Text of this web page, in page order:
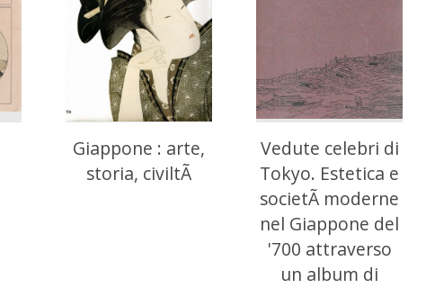
Giappone : arte,
storia, civiltÃ
Vedute celebri di
Tokyo. Estetica e
societÃ moderne
nel Giappone del
'700 attraverso
un album di